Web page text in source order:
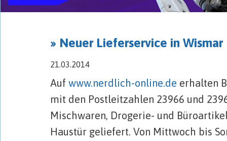
» Neuer Lieferservice in Wismar
21.03.2014
Auf www.nerdlich-online.de erhalten
mit den Postleitzahlen 23966 und
Mischwaren, Drogerie- und
Haustür geliefert. Von Mittwoch bis